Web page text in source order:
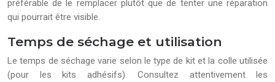
préférable de le remplacer plutôt que de tenter une réparation
qui pourrait être visible.
Temps de séchage et utilisation
Le temps de séchage varie selon le type de kit et la colle utilisée
(pour les kits adhésifs). Consultez attentivement les